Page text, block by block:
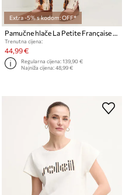
Extra -5% s kodom: OFF*
Pamučne hlače La Petite Française PENDULE
Trenutna cijena:
44,99 €
Regularna cijena:139,90 €
Najniža cijena:48,99 €